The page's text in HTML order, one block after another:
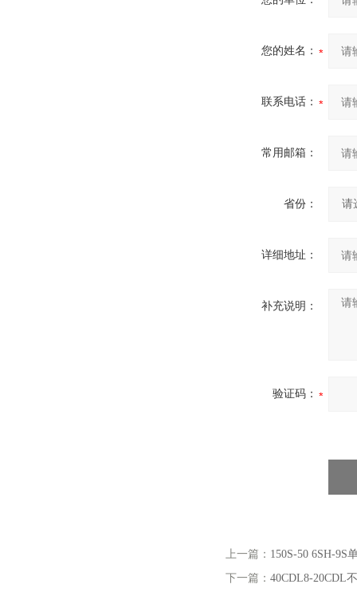
您的姓名：
联系电话：
常用邮箱：
省份：
详细地址：
补充说明：
验证码：
上一篇： 150S-50 6SH-9S
下一篇： 40CDL8-20CDL